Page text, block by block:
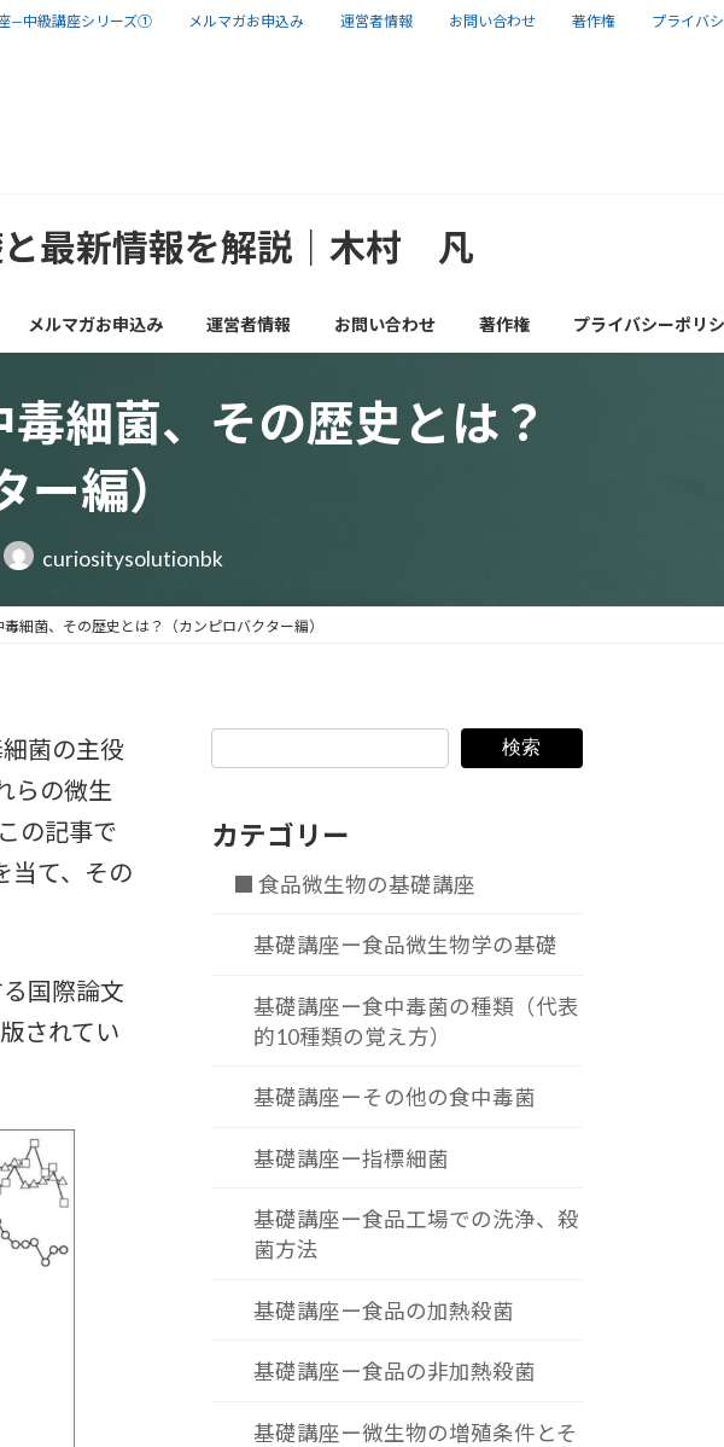
—中級講座シリーズ① メルマガお申込み 運営者情報 お問い合わせ 著作権 プライバ
と最新情報を解説｜木村 凡
メルマガお申込み 運営者情報 お問い合わせ 著作権 プライバシーポリ
細菌、その歴史とは？
ー編）
curiositysolutionbk
細菌、その歴史とは？（カンピロバクター編）
菌の主役
らの微生
の記事で
当て、その
国際論文
されてい
検索
カテゴリー
■ 食品微生物の基礎講座
基礎講座ー食品微生物学の基礎
基礎講座ー食中毒菌の種類（代表
的10種類の覚え方）
基礎講座ーその他の食中毒菌
基礎講座ー指標細菌
基礎講座ー食品工場での洗浄、殺
菌方法
基礎講座ー食品の加熱殺菌
基礎講座ー食品の非加熱殺菌
基礎講座ー微生物の増殖条件とそ